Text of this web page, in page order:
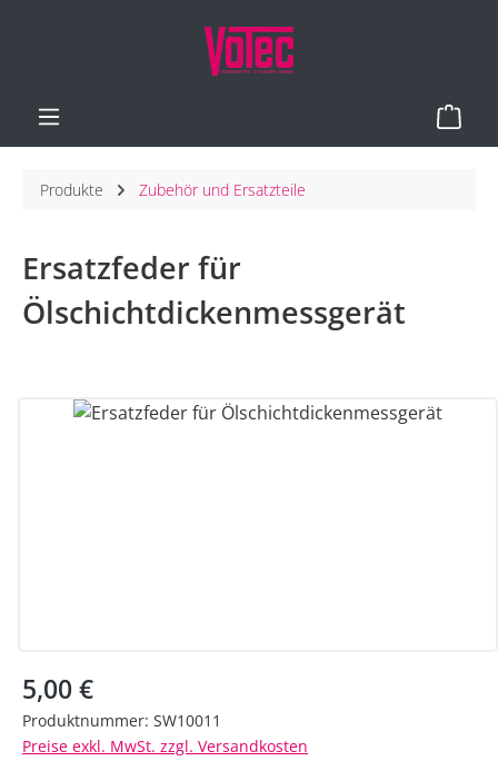
Zum Hauptinhalt springen
Produkte Zubehör und Ersatzteile
Ersatzfeder für
Ölschichtdickenmessgerät
Bildergalerie überspringen
Regulärer Preis:
5,00 €
Produktnummer: SW10011
Preise exkl. MwSt. zzgl. Versandkosten